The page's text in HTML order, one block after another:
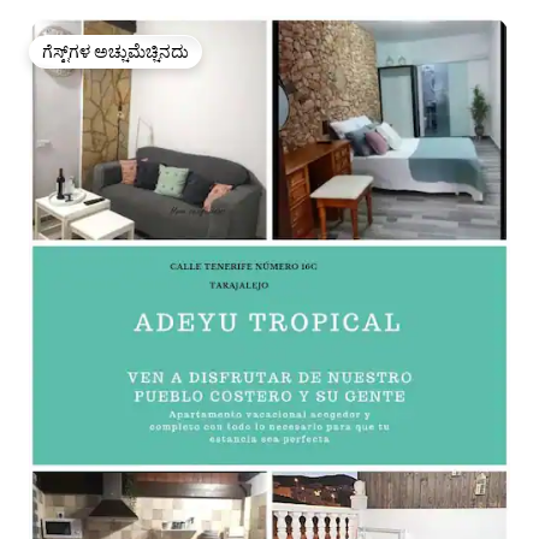
ಗೆಸ್ಟ್‌ಗಳ ಅಚ್ಚುಮೆಚ್ಚಿನದು
ಗೆಸ್ಟ್‌ಗಳ ಅಚ್ಚುಮೆಚ್ಚಿನದು